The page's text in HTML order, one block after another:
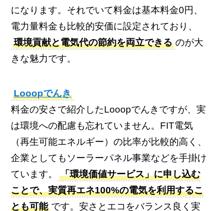
になります。それでいて料金は基本料金0円、
電力量料金も比較的安価に設定されており、
環境貢献と電気代の節約を両立できる のが大
きな魅力です。
Looopでんき
料金の安さで紹介したLooopでんきですが、実
は環境への配慮も忘れていません。FIT電気
（再生可能エネルギー）の比率が比較的高く、
企業としてもソーラーパネル事業などを手掛け
ています。
「環境価値サービス」に申し込む
ことで、実質再エネ100%の電気を利用するこ
とも可能 です。安さとエコをバランス良く実